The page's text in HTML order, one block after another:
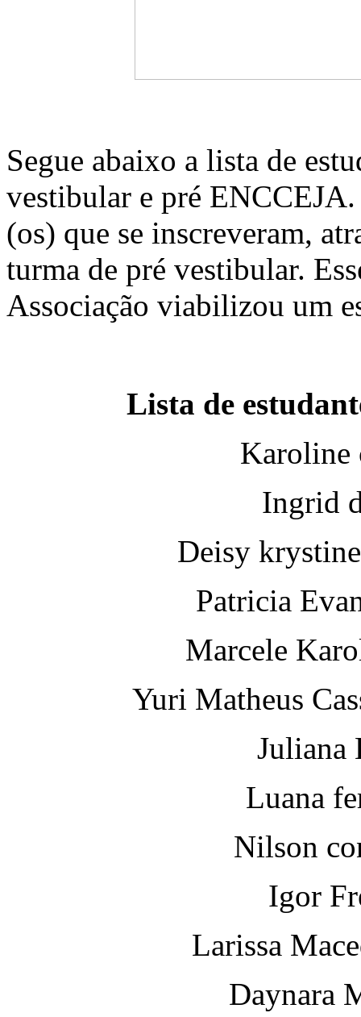
Segue abaixo a lista de
vestibular e pré
(os) que se inscreveram,
turma de pré vestibular.
Associação viabilizou um
Lista de
Karoline
Ingrid
Deisy
Patricia
Marcele
Yuri Matheus
Juliana
Luana
Nilson
Igor
Larissa
Daynara